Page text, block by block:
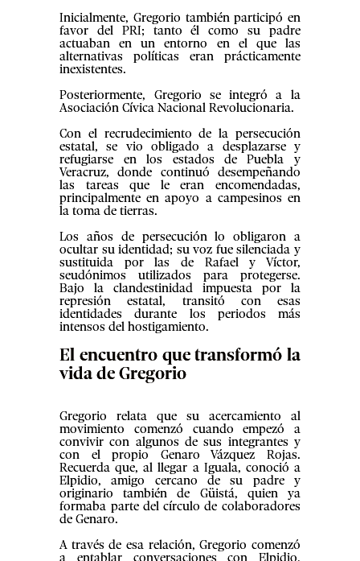
Inicialmente, Gregorio también participó en
favor del PRI; tanto él como su padre
actuaban en un entorno en el que las
alternativas políticas eran prácticamente
inexistentes.
Posteriormente, Gregorio se integró a la
Asociación Cívica Nacional Revolucionaria.
Con el recrudecimiento de la persecución
estatal, se vio obligado a desplazarse y
refugiarse en los estados de Puebla y
Veracruz, donde continuó desempeñando
las tareas que le eran encomendadas,
principalmente en apoyo a campesinos en
la toma de tierras.
Los años de persecución lo obligaron a
ocultar su identidad; su voz fue silenciada y
sustituida por las de Rafael y Víctor,
seudónimos utilizados para protegerse.
Bajo la clandestinidad impuesta por la
represión estatal, transitó con esas
identidades durante los periodos más
intensos del hostigamiento.
El encuentro que transformó la
vida de Gregorio
Gregorio relata que su acercamiento al
movimiento comenzó cuando empezó a
convivir con algunos de sus integrantes y
con el propio Genaro Vázquez Rojas.
Recuerda que, al llegar a Iguala, conoció a
Elpidio, amigo cercano de su padre y
originario también de Güistá, quien ya
formaba parte del círculo de colaboradores
de Genaro.
A través de esa relación, Gregorio comenzó
a entablar conversaciones con Elpidio,